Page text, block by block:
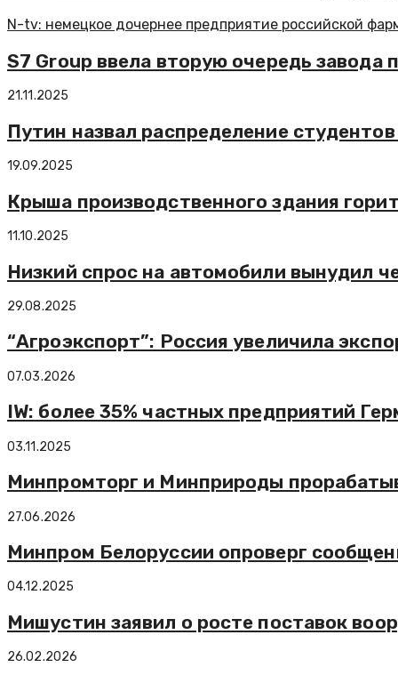
N-tv: немецкое дочернее предприятие российской
S7 Group ввела вторую очередь завода
21.11.2025
Путин назвал распределение
19.09.2025
Крыша производственного здания
11.10.2025
Низкий спрос на автомобили вынудил
29.08.2025
“Агроэкспорт”: Россия увеличила
07.03.2026
IW: более 35% частных предприятий
03.11.2025
Минпромторг и Минприроды
27.06.2026
Минпром Белоруссии опроверг
04.12.2025
Мишустин заявил о росте поставок
26.02.2026